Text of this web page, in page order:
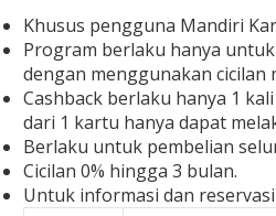
Khusus pengguna Mandiri
Program berlaku hanya
dengan menggunakan cicilan
Cashback berlaku hanya 1
dari 1 kartu hanya dapat
Berlaku untuk pembelian
Cicilan 0% hingga 3 bulan.
Untuk informasi dan